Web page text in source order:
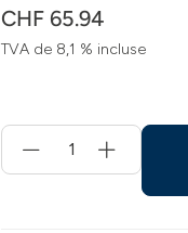
CHF 65.94
TVA de 8,1 % incluse
für
Ajouter